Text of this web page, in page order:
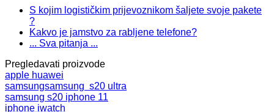
S kojim logističkim prijevoznikom šaljete svoje pakete
?
Kakvo je jamstvo za rabljene telefone?
... Sva pitanja ...
Pregledavati proizvode
apple huawei
samsungsamsung s20 ultra
samsung s20 iphone 11
iphone iwatch